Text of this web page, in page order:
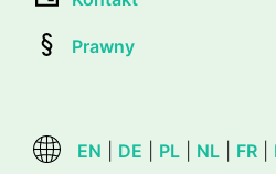
Prawny
EN DE PL NL FR